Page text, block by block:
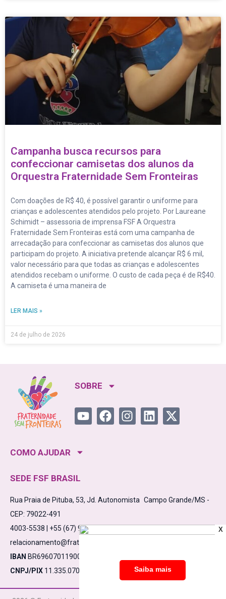
Campanha busca recursos para
confeccionar camisetas dos alunos da
Orquestra Fraternidade Sem Fronteiras
Com doações de R$ 40, é possível garantir o uniforme para
crianças e adolescentes atendidos pelo projeto. Por Laureane
Schimidt – assessoria de imprensa FSF A Orquestra
Fraternidade Sem Fronteiras está com uma campanha de
arrecadação para confeccionar as camisetas dos alunos que
participam do projeto. A iniciativa pretende alcançar R$ 6 mil,
valor necessário para que todas as crianças e adolescentes
atendidos recebam o uniforme. O custo de cada peça é de R$40.
A camiseta é uma maneira de
LER MAIS »
24 de julho de 2026
SOBRE
COMO AJUDAR
SEDE FSF BRASIL
Rua Praia de Pituba, 53, Jd. Autonomista Campo Grande/MS -
CEP: 79022-491
4003-5538 | +55 (67) 98475-5638
relacionamento@fraternidadesemfronteiras.org.br
IBAN BR6960701190000910000532861C1
CNPJ/PIX 11.335.070/0001-17
X